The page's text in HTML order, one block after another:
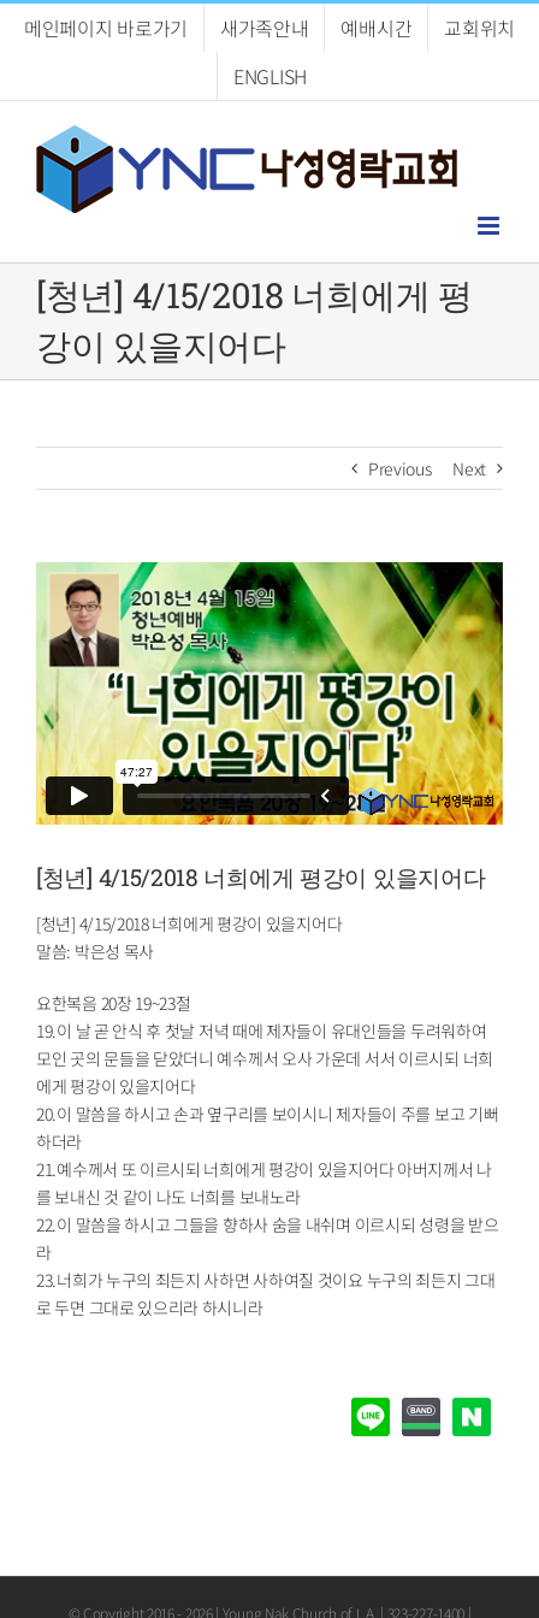
메인페이지 바로가기 새가족안내 예배시간
교회위치
ENGLISH
[청년] 4/15/2018 너희에게 평
강이 있을지어다
Previous Next
[청년] 4/15/2018 너희에게 평강이 있을지어다
[청년] 4/15/2018 너희에게 평강이 있을지어다
말씀: 박은성 목사
요한복음 20장 19~23절
19.이 날 곧 안식 후 첫날 저녁 때에 제자들이 유대인들을 두려워하여
모인 곳의 문들을 닫았더니 예수께서 오사 가운데 서서 이르시되 너희
에게 평강이 있을지어다
20.이 말씀을 하시고 손과 옆구리를 보이시니 제자들이 주를 보고 기뻐
하더라
21.예수께서 또 이르시되 너희에게 평강이 있을지어다 아버지께서 나
를 보내신 것 같이 나도 너희를 보내노라
22.이 말씀을 하시고 그들을 향하사 숨을 내쉬며 이르시되 성령을 받으
라
23.너희가 누구의 죄든지 사하면 사하여질 것이요 누구의 죄든지 그대
로 두면 그대로 있으리라 하시니라
© Copyright 2016 - 2026 | Young Nak Church of L.A. | 323-227-1400 |